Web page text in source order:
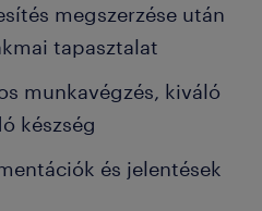
megszerzése után
tapasztalat
munkavégzés, kiváló
készség
és jelentések